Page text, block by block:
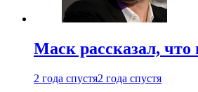
Маск рассказал,
2 года спустя2 года спустя